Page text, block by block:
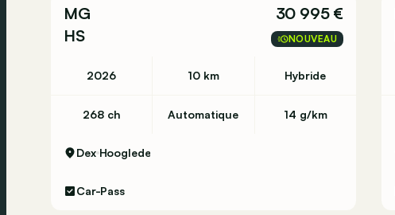
MG
HS
30 995 €
NOUVEAU
2026 10 km Hybride
268 ch Automatique 14 g/km
Dex Hooglede
Car-Pass